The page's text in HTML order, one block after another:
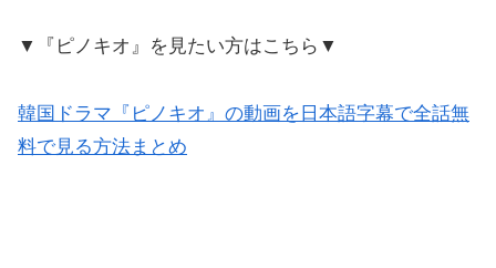
▼『ピノキオ』を見たい方はこちら▼
韓国ドラマ『ピノキオ』の動画を日本語字幕で全話無
料で見る方法まとめ